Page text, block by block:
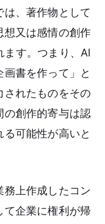
は、著作物として
想又は感情の創作
ます。つまり、AI
書を作って」と
されたものをその
の創作的寄与は認
可能性が高いと
務上作成したコン
て企業に権利が帰